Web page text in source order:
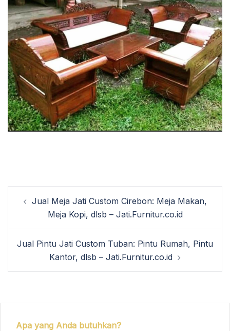
Post
navigation
Jual Meja Jati Custom Cirebon: Meja Makan,
Meja Kopi, dlsb – Jati.Furnitur.co.id
Jual Pintu Jati Custom Tuban: Pintu Rumah, Pintu
Kantor, dlsb – Jati.Furnitur.co.id
Apa yang Anda butuhkan?